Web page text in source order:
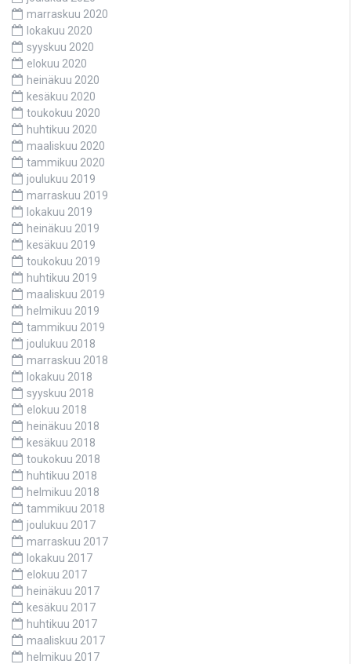
marraskuu 2020
lokakuu 2020
syyskuu 2020
elokuu 2020
heinäkuu 2020
kesäkuu 2020
toukokuu 2020
huhtikuu 2020
maaliskuu 2020
tammikuu 2020
joulukuu 2019
marraskuu 2019
lokakuu 2019
heinäkuu 2019
kesäkuu 2019
toukokuu 2019
huhtikuu 2019
maaliskuu 2019
helmikuu 2019
tammikuu 2019
joulukuu 2018
marraskuu 2018
lokakuu 2018
syyskuu 2018
elokuu 2018
heinäkuu 2018
kesäkuu 2018
toukokuu 2018
huhtikuu 2018
helmikuu 2018
tammikuu 2018
joulukuu 2017
marraskuu 2017
lokakuu 2017
elokuu 2017
heinäkuu 2017
kesäkuu 2017
huhtikuu 2017
maaliskuu 2017
helmikuu 2017